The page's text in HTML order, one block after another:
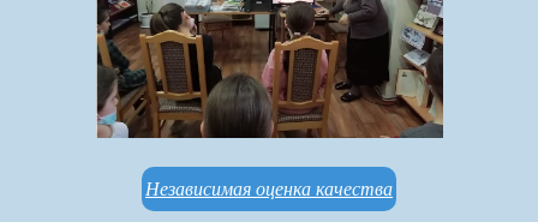
Независимая оценка качества